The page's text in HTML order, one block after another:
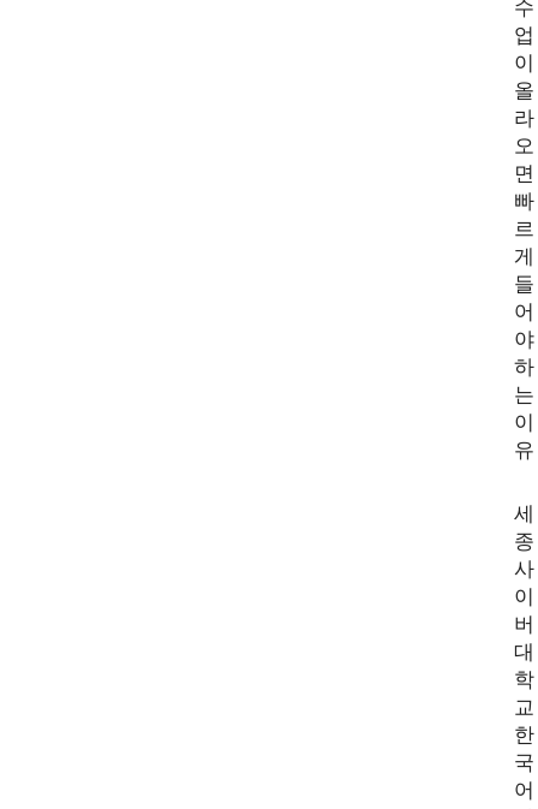
수
업
이
올
라
오
면
빠
르
게
들
어
야
하
는
이
유
세
종
사
이
버
대
학
교
한
국
어